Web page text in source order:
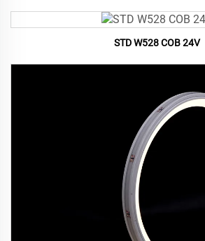
STD W528 COB 24V